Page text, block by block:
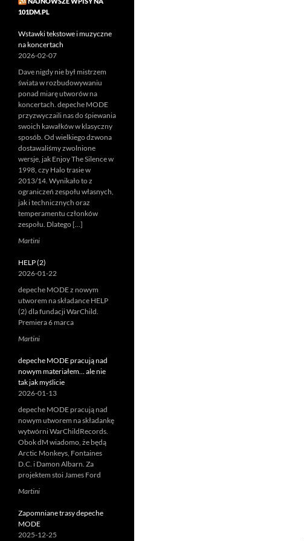
101DM.PL
Wstawki tekstowe i muzyczne
na koncertach
2026-02-07
Dave nigdy nie był mistrzem
świata w rozbudowywaniu
ponad miarę utworów na
koncertach. depeche MODE
przyzwyczaili nas do śpiewania
swoich kawałków w klasyczny
sposób. Od wielkiego dzwona
dostawaliśmy zwolnione
wersje, jak Enjoy The Silence w
1998, czy Halo trasie w
2013/14. Wynikało to z
ograniczeń zespołu własnych,
jak i technicznych oraz
temperamentu członków
zespołu. Dlatego […]
Martini
HELP (2)
2026-01-22
depeche MODE z nowym
utworem na składance HELP
(2) dla fundacji WarChild.
Premiera 6 marca
Martini
depeche MODE pracują nad
nowym materiałem… ale nie
tak jak myślicie
2026-01-13
depeche MODE pracują nad
nowym utworem na składankę
wytwórni WarChildRecords.
Obok dM wiadomo, że będą
Arctic Monkeys, Fontaines
D.C. i Damon Albarn. Za
projektem stoi James Ford
Martini
Zapomniane trasy depeche
MODE
2025-12-25